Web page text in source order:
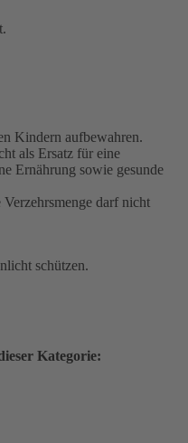
Kindern aufbewahren.
als Ersatz für eine
Ernährung sowie gesunde
darf nicht
schützen.
Kategorie: